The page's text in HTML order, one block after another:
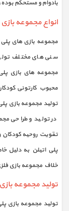
بادوام و مستحکم
لیست قیمت
قیمت وسایل بازی
کودکان، ناب و
این شرکت موجود
محصولات مجموعه های
هستند که در مجموعه
اتیلنی این شرکت
انواع مجموعه
مجموعه بازی های پلی
سنی های مختلف
مجموعه های بازی
محبوب کارتونی
تولید مجموعه بازی
در تولید و طراحی
تقویت روحیه کودکان
خلاف مجموعه بازی
تولید مجموعه
تولید مجموعه بازی